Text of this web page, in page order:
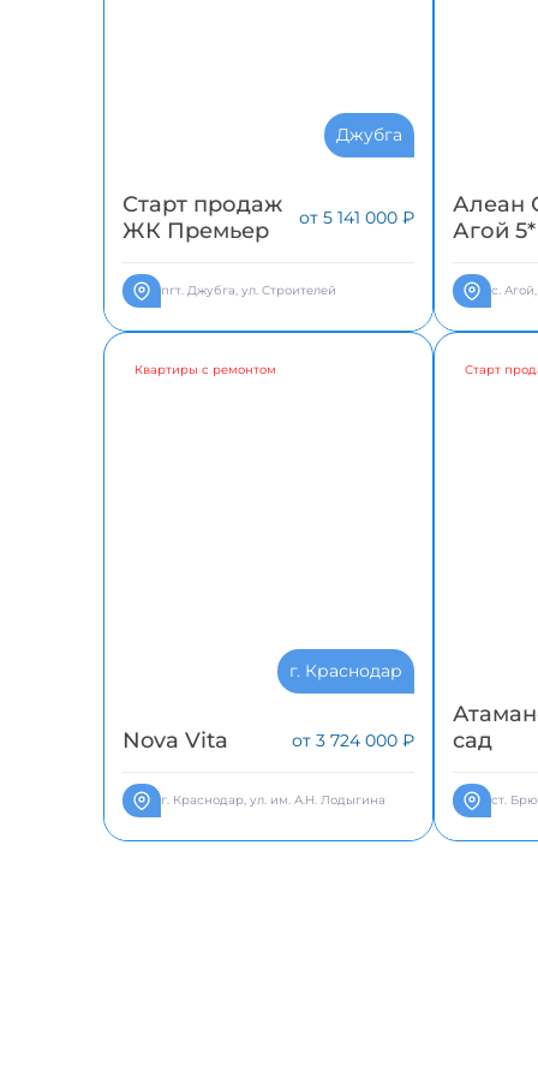
Джубга
Старт продаж
ЖК Премьер
от 5 141 000 ₽
пгт. Джубга, ул. Строителей
Алеан
Агой 5*
с.
Квартиры с ремонтом
г. Краснодар
Nova Vita от 3 724 000 ₽
г. Краснодар, ул. им. А.Н. Лодыгина
Старт
сад
ст.